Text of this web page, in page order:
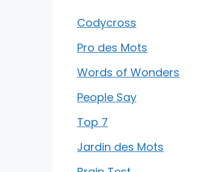
Codycross
Pro des Mots
Words of Wonders
People Say
Top 7
Jardin des Mots